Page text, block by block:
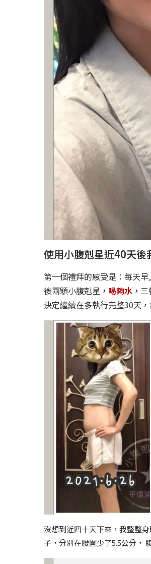
使用小腹剋星近40天後
第一個禮拜的感受是：每天
後兩顆小腹剋星 ， 喝夠水 ，
決定繼續在多執行完整30天
沒想到近四十天下來，我整整
子 ，分別在腰圍少了5.5公分，